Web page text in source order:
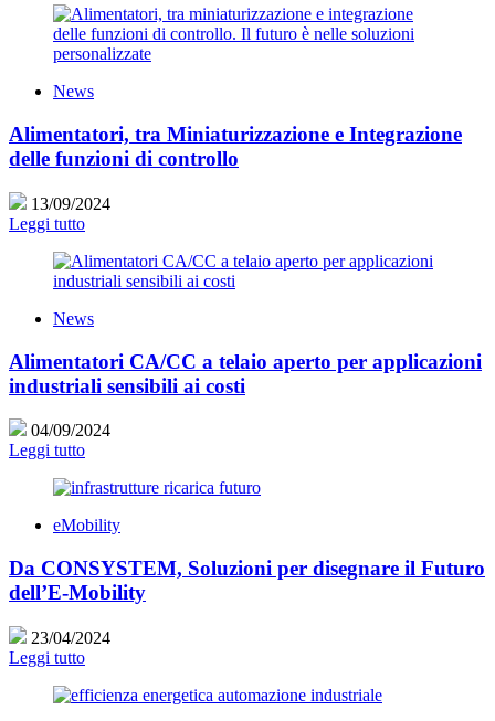
News
Alimentatori, tra Miniaturizzazione e Integrazione
delle funzioni di controllo
13/09/2024
Leggi tutto
News
Alimentatori CA/CC a telaio aperto per applicazioni
industriali sensibili ai costi
04/09/2024
Leggi tutto
eMobility
Da CONSYSTEM, Soluzioni per disegnare il Futuro
dell’E-Mobility
23/04/2024
Leggi tutto